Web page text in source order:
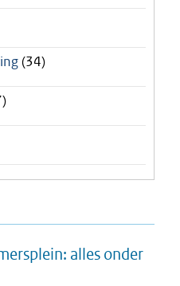
(34)
alles onder